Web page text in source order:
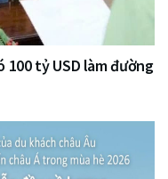
100 tỷ USD làm đường